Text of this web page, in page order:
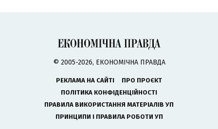
© 2005-2026, ЕКОНОМІЧНА ПРАВДА
РЕКЛАМА НА САЙТІ
ПРО ПРОЄКТ
ПОЛІТИКА КОНФІДЕНЦІЙНОСТІ
ПРАВИЛА ВИКОРИСТАННЯ МАТЕРІАЛІВ УП
ПРИНЦИПИ І ПРАВИЛА РОБОТИ УП